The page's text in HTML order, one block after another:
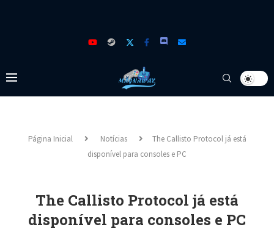
Página Inicial Notícias
The Callisto Protocol já está
disponível para consoles e PC
The Callisto Protocol já está
disponível para consoles e PC